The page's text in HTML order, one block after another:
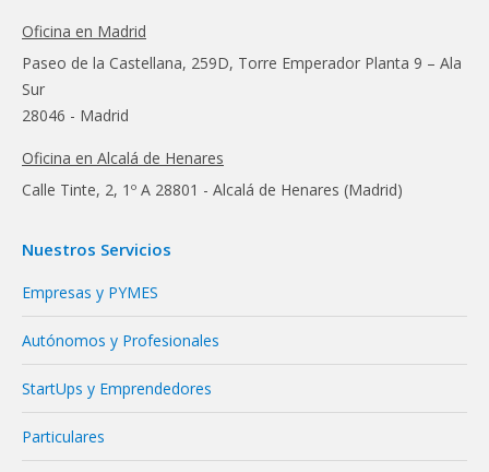
Oficina en Madrid
Paseo de la Castellana, 259D, Torre Emperador Planta 9 – Ala
Sur
28046 - Madrid
Oficina en Alcalá de Henares
Calle Tinte, 2, 1º A 28801 - Alcalá de Henares (Madrid)
Nuestros Servicios
Empresas y PYMES
Autónomos y Profesionales
StartUps y Emprendedores
Particulares